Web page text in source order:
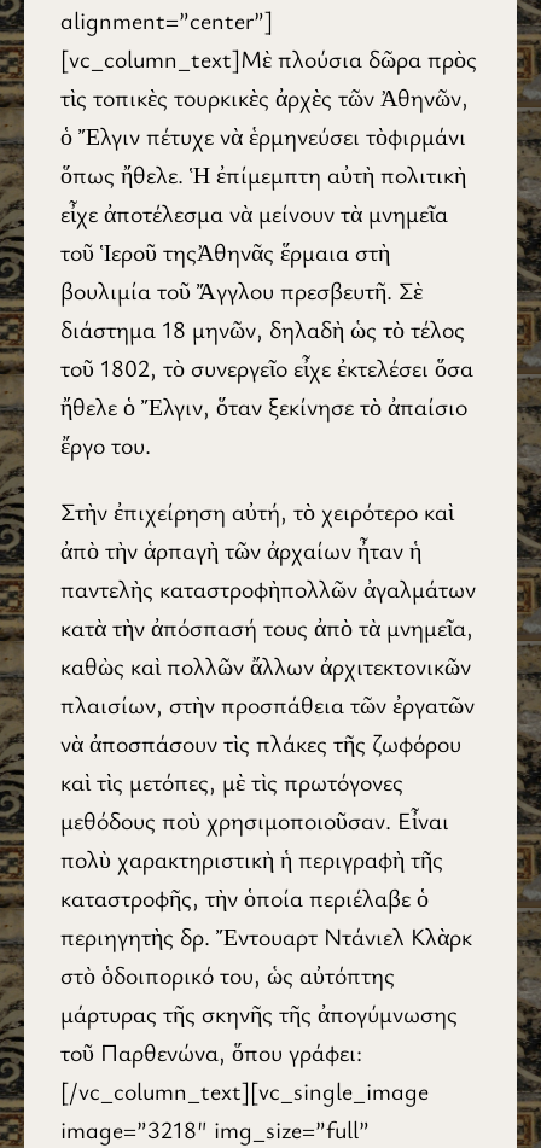
alignment=”center”]
[vc_column_text]Μὲ πλούσια δῶρα πρὸς
τὶς τοπικὲς τουρκικὲς ἀρχὲς τῶν Ἀθηνῶν,
ὁ Ἔλγιν πέτυχε νὰ ἑρμηνεύσει τὸφιρμάνι
ὅπως ἤθελε. Ἡ ἐπίμεμπτη αὐτὴ πολιτικὴ
εἶχε ἀποτέλεσμα νὰ μείνουν τὰ μνημεῖα
τοῦ Ἱεροῦ τηςἈθηνᾶς ἕρμαια στὴ
βουλιμία τοῦ Ἄγγλου πρεσβευτῆ. Σὲ
διάστημα 18 μηνῶν, δηλαδὴ ὡς τὸ τέλος
τοῦ 1802, τὸ συνεργεῖο εἶχε ἐκτελέσει ὅσα
ἤθελε ὁ Ἔλγιν, ὅταν ξεκίνησε τὸ ἀπαίσιο
ἔργο του.
Στὴν ἐπιχείρηση αὐτή, τὸ χειρότερο καὶ
ἀπὸ τὴν ἁρπαγὴ τῶν ἀρχαίων ἦταν ἡ
παντελὴς καταστροφὴπολλῶν ἀγαλμάτων
κατὰ τὴν ἀπόσπασή τους ἀπὸ τὰ μνημεῖα,
καθὼς καὶ πολλῶν ἄλλων ἀρχιτεκτονικῶν
πλαισίων, στὴν προσπάθεια τῶν ἐργατῶν
νὰ ἀποσπάσουν τὶς πλάκες τῆς ζωφόρου
καὶ τὶς μετόπες, μὲ τὶς πρωτόγονες
μεθόδους ποὺ χρησιμοποιοῦσαν. Εἶναι
πολὺ χαρακτηριστικὴ ἡ περιγραφὴ τῆς
καταστροφῆς, τὴν ὁποία περιέλαβε ὁ
περιηγητὴς δρ. Ἔντουαρτ Ντάνιελ Κλὰρκ
στὸ ὁδοιπορικό του, ὡς αὐτόπτης
μάρτυρας τῆς σκηνῆς τῆς ἀπογύμνωσης
τοῦ Παρθενώνα, ὅπου γράφει:
[/vc_column_text][vc_single_image
image=”3218″ img_size=”full”